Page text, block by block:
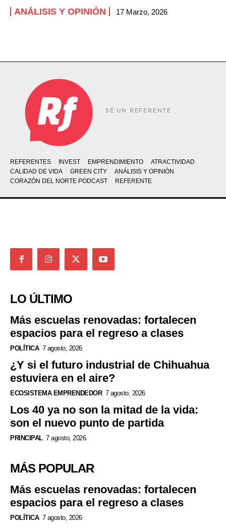
ANÁLISIS Y OPINIÓN 17 Marzo, 2026
SÉ UN REFERENTE
REFERENTES INVEST EMPRENDIMIENTO
ATRACTIVIDAD
CALIDAD DE VIDA
GREEN CITY
ANÁLISIS Y OPINIÓN
CORAZÓN DEL NORTE PODCAST
REFERENTE
LO ÚLTIMO
Más escuelas renovadas: fortalecen
espacios para el regreso a clases
POLÍTICA 7 agosto, 2026
¿Y si el futuro industrial de Chihuahua
estuviera en el aire?
ECOSISTEMA EMPRENDEDOR 7 agosto, 2026
Los 40 ya no son la mitad de la vida:
son el nuevo punto de partida
PRINCIPAL 7 agosto, 2026
MÁS POPULAR
Más escuelas renovadas: fortalecen
espacios para el regreso a clases
POLÍTICA 7 agosto, 2026